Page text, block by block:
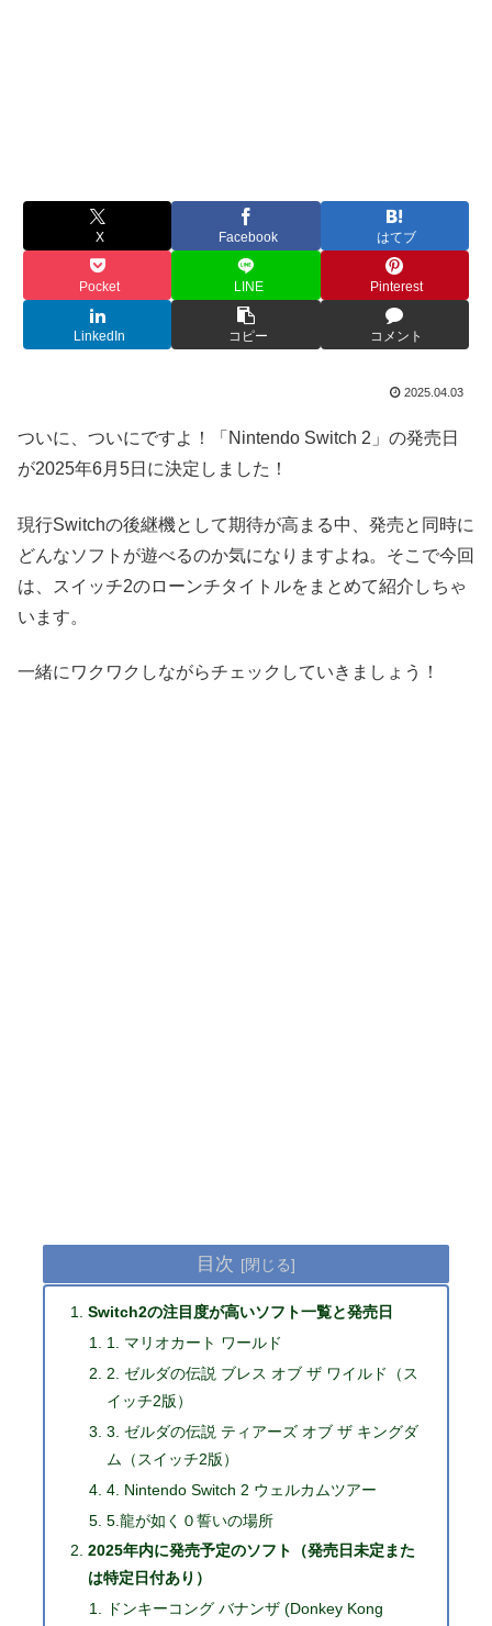
X Facebook はてブ
Pocket LINE Pinterest
LinkedIn コピー コメント
2025.04.03
ついに、ついにですよ！「Nintendo Switch 2」の発売日
が2025年6月5日に決定しました！
現行Switchの後継機として期待が高まる中、発売と同時に
どんなソフトが遊べるのか気になりますよね。そこで今回
は、スイッチ2のローンチタイトルをまとめて紹介しちゃ
います。
一緒にワクワクしながらチェックしていきましょう！
目次
Switch2の注目度が高いソフト一覧と発売日
1. マリオカート ワールド
2. ゼルダの伝説 ブレス オブ ザ ワイルド（ス
イッチ2版）
3. ゼルダの伝説 ティアーズ オブ ザ キングダ
ム（スイッチ2版）
4. Nintendo Switch 2 ウェルカムツアー
5.龍が如く０誓いの場所
2025年内に発売予定のソフト（発売日未定また
は特定日付あり）
ドンキーコング バナンザ (Donkey Kong